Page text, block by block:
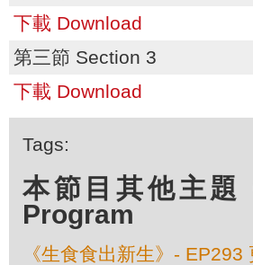
下載 Download
第三節 Section 3
下載 Download
Tags:
本節目其他主題
Program
《生食食出新生》-